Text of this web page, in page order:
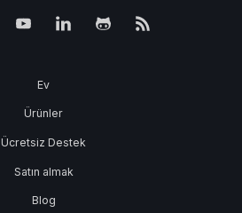
Ev
Ürünler
Ücretsiz Destek
Satın almak
Blog